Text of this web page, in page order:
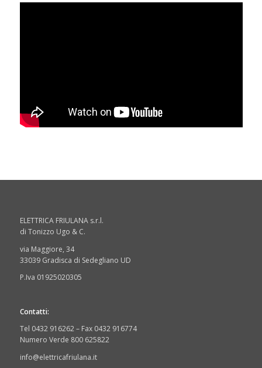
ELETTRICA FRIULANA s.r.l.
di Tonizzo Ugo & C.
via Maggiore, 34
33039 Gradisca di Sedegliano UD
P.Iva 01925020305
Contatti:
Tel 0432 916262 – Fax 0432 916774
Numero Verde 800 625822
info@elettricafriulana.it